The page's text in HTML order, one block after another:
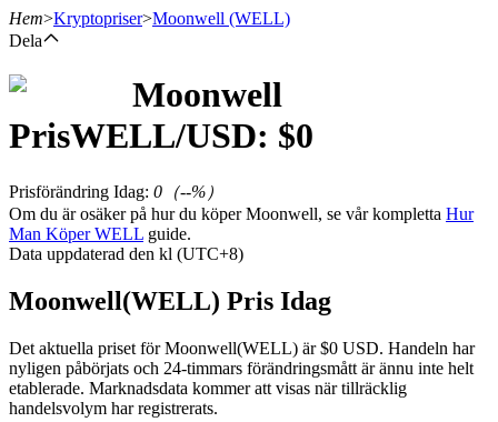
Futures med USDT som säkerhet
Hem>Kryptopriser>Moonwell (WELL)
Dela
Moonwell
PrisWELL/USD: $0
Prisförändring Idag: 0 （--%）
Om du är osäker på hur du köper Moonwell, se vår kompletta Hur
Man Köper WELL guide.
Data uppdaterad den kl (UTC+8)
Moonwell(WELL) Pris Idag
Det aktuella priset för Moonwell(WELL) är $0 USD. Handeln har
nyligen påbörjats och 24-timmars förändringsmått är ännu inte helt
etablerade. Marknadsdata kommer att visas när tillräcklig
handelsvolym har registrerats.